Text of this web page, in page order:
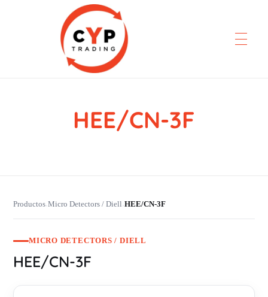
CYP Trading
HEE/CN-3F
Productos›Micro Detectors / Diell›HEE/CN-3F
MICRO DETECTORS / DIELL
HEE/CN-3F